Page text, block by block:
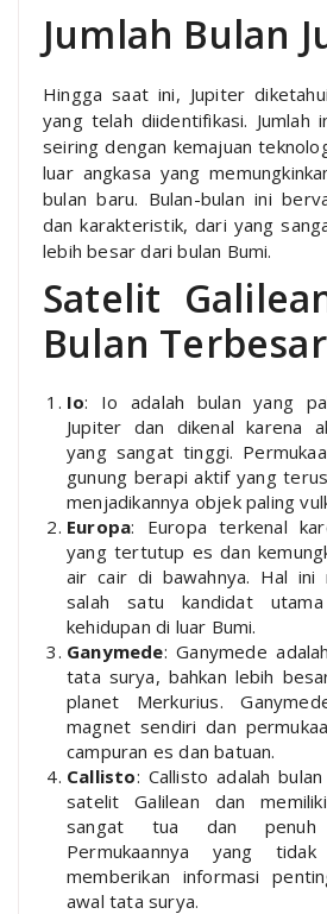
Jumlah Bulan
Hingga saat ini, Jupiter
yang telah diidentifikasi. Jumlah
seiring dengan kemajuan
luar angkasa yang
bulan baru. Bulan-bulan ini
dan karakteristik, dari yang
lebih besar dari bulan Bumi.
Satelit
Bulan Terbesar
Io: Io adalah bulan yang
Jupiter dan dikenal karena
yang sangat tinggi.
gunung berapi aktif yang
menjadikannya objek paling
Europa: Europa terkenal
yang tertutup es dan
air cair di bawahnya. Hal ini
salah satu kandidat
kehidupan di luar Bumi.
Ganymede: Ganymede
tata surya, bahkan lebih
planet Merkurius.
magnet sendiri dan
campuran es dan batuan.
Callisto: Callisto adalah
satelit Galilean dan
sangat tua dan penuh
Permukaannya yang
memberikan informasi
awal tata surya.